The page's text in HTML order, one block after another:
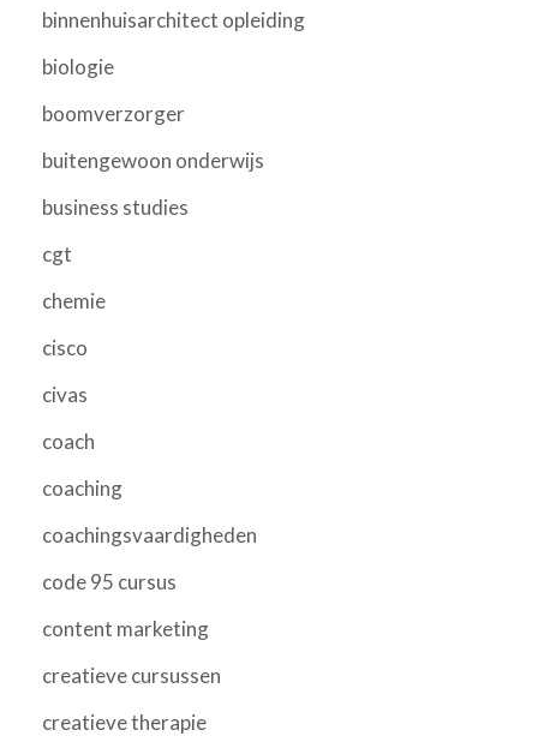
binnenhuisarchitect opleiding
biologie
boomverzorger
buitengewoon onderwijs
business studies
cgt
chemie
cisco
civas
coach
coaching
coachingsvaardigheden
code 95 cursus
content marketing
creatieve cursussen
creatieve therapie